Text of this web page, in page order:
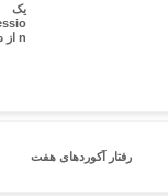
یک
n از دهه ۶۰
رفتار آکوردهای هفت